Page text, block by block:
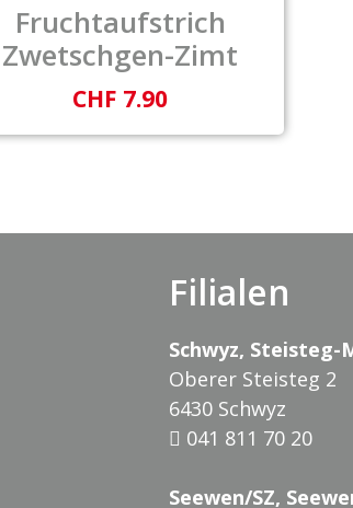
Fruchtaufstrich
Zwetschgen-Zimt
CHF 7.90
Filialen
Schwyz, Steisteg-
Oberer Steisteg 2
6430 Schwyz
041 811 70 20
Seewen/SZ,